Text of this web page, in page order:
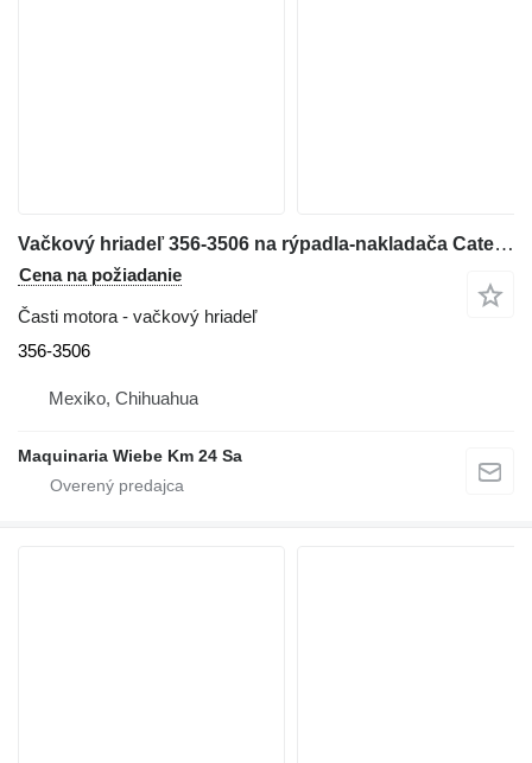
Vačkový hriadeľ 356-3506 na rýpadla-nakladača Caterpillar 416D
Cena na požiadanie
Časti motora - vačkový hriadeľ
356-3506
Mexiko, Chihuahua
Maquinaria Wiebe Km 24 Sa